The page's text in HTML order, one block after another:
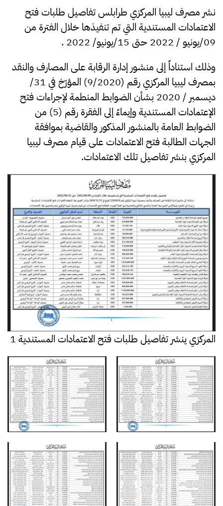
نشر مصرف ليبيا المركزي طرابلس تفاصيل طلبات فتح
الاعتمادات المستندية التي تم تنفيذها خلال الفترة من
09/يونيو / 2022 حتى 15/يونيو/ 2022 .
وذلك استناداً إلى منشور إدارة الرقابة على المصارف والنقد
بمصرف ليبيا المركزي رقم (9/2020) المؤرّخ في 31/
ديسمبر / 2020 بشأن الضوابط المنطمة لإجراءات فتح
الإعتمادات المستندية وإيماءً إلى الفقرة رقم (5) من
الضوابط العامة بالمنشور المذكور والقاضية بموافقة
الجهات الطالبة فتح الاعتمادات على قيام مصرف ليبيا
المركزي بنشر تفاصيل تلك الاعتمادات.
المركزي ينشر تفاصيل طلبات فتح الاعتمادات المستندية 1